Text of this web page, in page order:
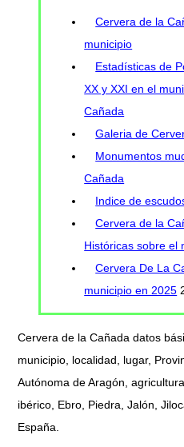
Cervera de la
municipio
Estadísticas de
XX y XXI en el
Cañada
Galeria de
Monumentos
Cañada
Indice de
Cervera de la
Históricas sobre el
Cervera De La
municipio en 2025
Cervera de la Cañada datos
municipio, localidad, lugar,
Autónoma de Aragón,
ibérico, Ebro, Piedra, Jalón,
España.